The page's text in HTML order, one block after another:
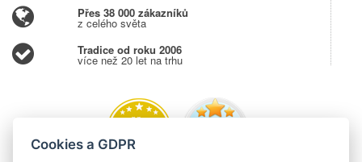
Přes 38 000 zákazníků
z celého světa
Tradice od roku 2006
více než 20 let na trhu
Cookies a GDPR